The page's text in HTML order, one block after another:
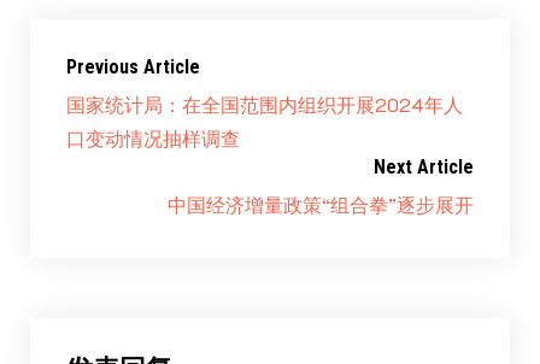
Previous Article
国家统计局：在全国范围内组织开展2024年人
口变动情况抽样调查
Next Article
中国经济增量政策“组合拳”逐步展开